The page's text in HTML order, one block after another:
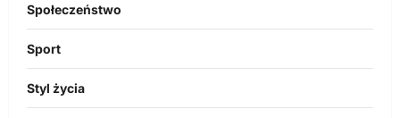
Społeczeństwo
Sport
Styl życia